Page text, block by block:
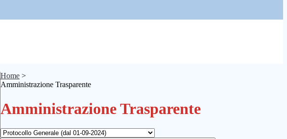
Home >
Amministrazione Trasparente
Amministrazione Trasparente